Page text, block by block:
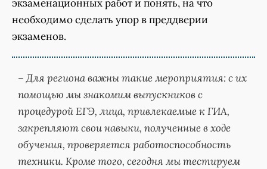
экзаменационных работ и понять, на что
необходимо сделать упор в преддверии
экзаменов.
– Для региона важны такие мероприятия: с их
помощью мы знакомим выпускников с
процедурой ЕГЭ, лица, привлекаемые к ГИА,
закрепляют свои навыки, полученные в ходе
обучения, проверяется работоспособность
техники. Кроме того, сегодня мы тестируем